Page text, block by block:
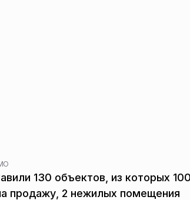
130 объектов, из которых
продажу, 2 нежилых помещения